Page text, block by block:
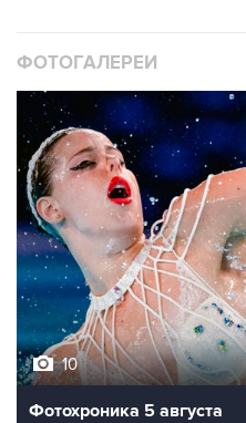
ФОТОГАЛЕРЕИ
10
Фотохроника 5 августа